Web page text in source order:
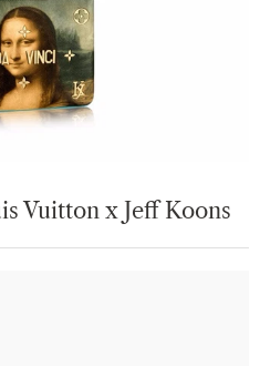
Vuitton x Jeff Koons